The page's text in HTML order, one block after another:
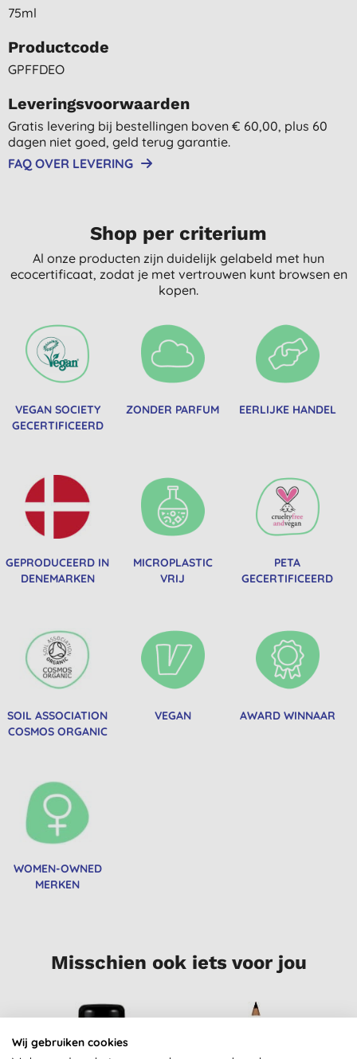
75ml
Productcode
GPFFDEO
Leveringsvoorwaarden
Gratis levering bij bestellingen boven € 60,00, plus 60
dagen niet goed, geld terug garantie.
FAQ OVER LEVERING
Shop per criterium
Al onze producten zijn duidelijk gelabeld met hun
ecocertificaat, zodat je met vertrouwen kunt browsen en
kopen.
VEGAN SOCIETY
GECERTIFICEERD
ZONDER PARFUM EERLIJKE HANDEL
GEPRODUCEERD IN
DENEMARKEN
MICROPLASTIC
VRIJ
PETA
GECERTIFICEERD
SOIL ASSOCIATION
COSMOS ORGANIC
VEGAN AWARD WINNAAR
WOMEN-OWNED
MERKEN
Misschien ook iets voor jou
Wij gebruiken cookies